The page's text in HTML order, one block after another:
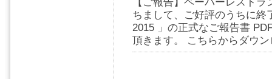
ちまして、ご好評のうちに
2015 」の正式なご報告書
頂きます。 こちらからダウ